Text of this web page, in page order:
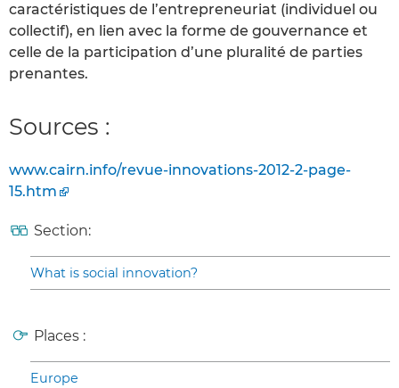
caractéristiques de l’entrepreneuriat (individuel ou
collectif), en lien avec la forme de gouvernance et
celle de la participation d’une pluralité de parties
prenantes.
Sources :
www.cairn.info/revue-innovations-2012-2-page-
15.htm
Section:
What is social innovation?
Places :
Europe